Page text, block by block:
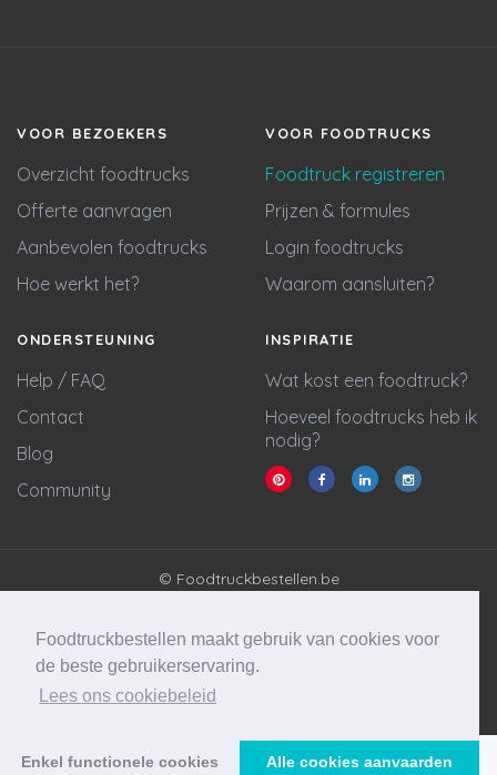
Foodtruckbestellen maakt gebruik van cookies voor
de beste gebruikerservaring.
Lees ons cookiebeleid
Enkel functionele cookies Alle cookies aanvaarden
VOOR BEZOEKERS
Overzicht foodtrucks
Offerte aanvragen
Aanbevolen foodtrucks
Hoe werkt het?
VOOR FOODTRUCKS
Foodtruck registreren
Prijzen & formules
Login foodtrucks
Waarom aansluiten?
ONDERSTEUNING
Help / FAQ
Contact
Blog
Community
INSPIRATIE
Wat kost een foodtruck?
Hoeveel foodtrucks heb ik
nodig?
© Foodtruckbestellen.be
Cookie statement
Website & marketing door